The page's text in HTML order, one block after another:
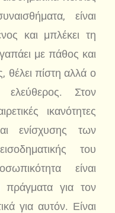
είναι
και μπλέκει τη
με πάθος και
θέλει πίστη αλλά ο
ελεύθερος. Στον
ικανότητες
ενίσχυσης των
του
είναι
πράγματα για τον
για αυτόν. Είναι